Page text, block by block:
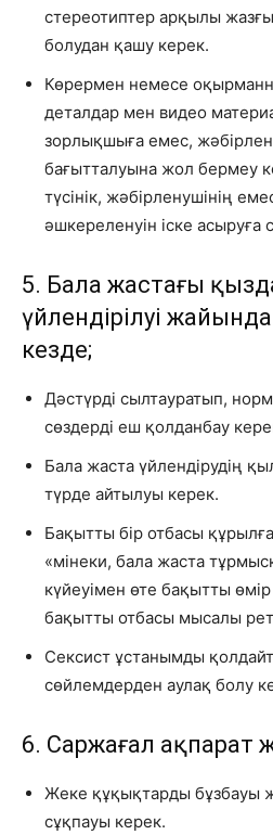
стереотиптер арқылы
болудан қашу керек.
Көрермен немесе
деталдар мен видео
зорлықшыға емес,
бағытталуына жол бермеу
түсінік, жәбірленушінің
әшкереленуін іске асыруға
5. Бала жастағы
үйлендірілуі
кезде;
Дәстүрді сылтауратып,
сөздерді еш қолданбау
Бала жаста үйлендірудің
түрде айтылуы керек.
Бақытты бір отбасы
«мінеки, бала жаста
күйеуімен өте бақытты
бақытты отбасы мысалы
Сексист ұстанымды
сөйлемдерден аулақ болу
6. Саржағал ақпарат
Жеке құқықтарды бұзбауы
сұқпауы керек.